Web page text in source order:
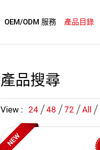
OEM/ODM 服務 產品目錄
產品搜尋
View : 24 48 72 All